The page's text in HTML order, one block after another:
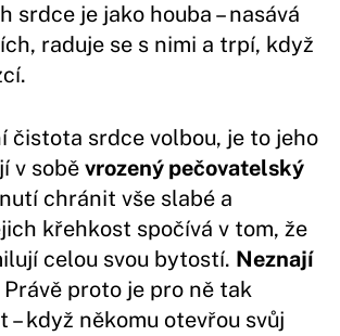
srdce je jako houba – nasává
raduje se s nimi a trpí, když
čistota srdce volbou, je to jeho
v soběvrozený pečovatelský
chránit vše slabé a
křehkost spočívá v tom, že
celou svou bytostí. Neznají
Právě proto je pro ně tak
– když někomu otevřou svůj